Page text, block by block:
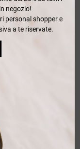
negozio!
personal shopper e
a te riservate.